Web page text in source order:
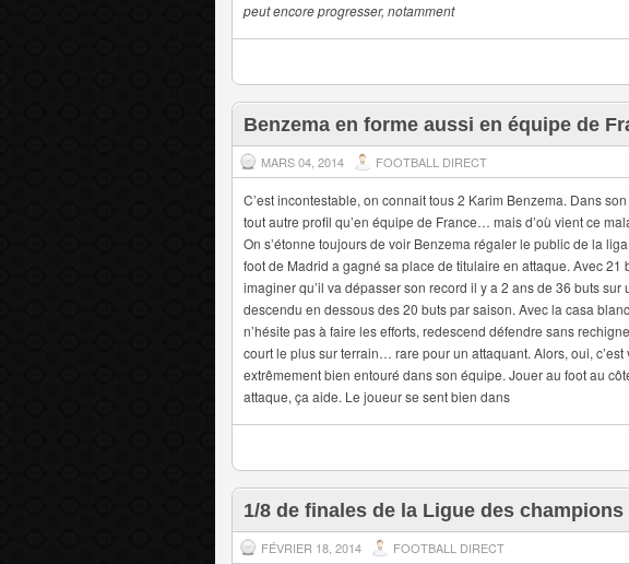
peut encore progresser, notamment
Benzema en forme aussi en équipe de
MARS 04, 2014 FOOTBALL DIRECT
C’est incontestable, on connait tous 2 Karim Benzema. Dans
tout autre profil qu’en équipe de France… mais d’où vient ce
On s’étonne toujours de voir Benzema régaler le public de la
foot de Madrid a gagné sa place de titulaire en attaque. Avec 21
imaginer qu’il va dépasser son record il y a 2 ans de 36 buts sur
descendu en dessous des 20 buts par saison. Avec la casa
n’hésite pas à faire les efforts, redescend défendre sans
court le plus sur terrain… rare pour un attaquant. Alors, oui, c’est
extrêmement bien entouré dans son équipe. Jouer au foot au
attaque, ça aide. Le joueur se sent bien dans
1/8 de finales de la Ligue des champions
FÉVRIER 18, 2014 FOOTBALL DIRECT